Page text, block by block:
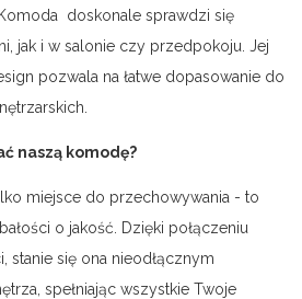
doskonale sprawdzi się
jak i w salonie czy przedpokoju. Jej
pozwala na łatwe dopasowanie do
naszą komodę?
miejsce do przechowywania - to
o jakość. Dzięki połączeniu
stanie się ona nieodłącznym
spełniając wszystkie Twoje